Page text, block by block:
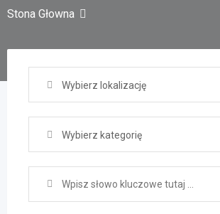
Stona Głowna
Wybierz lokalizację
Wybierz kategorię